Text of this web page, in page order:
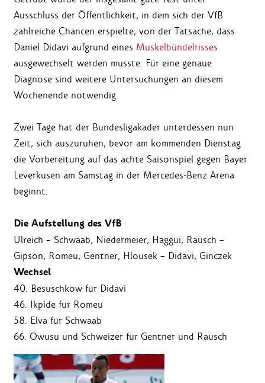
Ausschluss der Öffentlichkeit, in dem sich der VfB
zahlreiche Chancen erspielte, von der Tatsache, dass
Daniel Didavi aufgrund eines Muskelbündelrisses
ausgewechselt werden musste. Für eine genaue
Diagnose sind weitere Untersuchungen an diesem
Wochenende notwendig.
Zwei Tage hat der Bundesligakader unterdessen nun
Zeit, sich auszuruhen, bevor am kommenden Dienstag
die Vorbereitung auf das achte Saisonspiel gegen Bayer
Leverkusen am Samstag in der Mercedes-Benz Arena
beginnt.
Die Aufstellung des VfB
Ulreich – Schwaab, Niedermeier, Haggui, Rausch –
Gipson, Romeu, Gentner, Hlousek – Didavi, Ginczek
Wechsel
40. Besuschkow für Didavi
46. Ikpide für Romeu
58. Elva für Schwaab
66. Owusu und Schweizer für Gentner und Rausch